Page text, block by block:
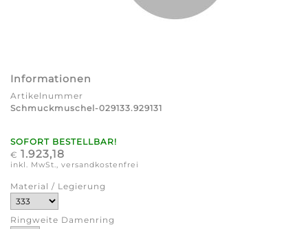
Informationen
Artikelnummer
Schmuckmuschel-029133.929131
SOFORT BESTELLBAR!
€ 1.923,18
inkl. MwSt., versandkostenfrei
Material / Legierung
Ringweite Damenring